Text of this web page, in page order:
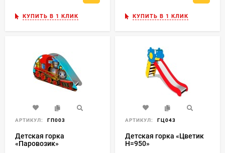
КУПИТЬ В 1 КЛИК КУПИТЬ В 1 КЛИК
АРТИКУЛ: ГП003
Детская горка
«Паровозик»
АРТИКУЛ: ГЦ043
Детская горка «Цветик
H=950»